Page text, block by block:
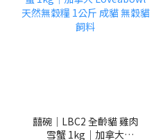
囍碗｜LBC2 全齡貓 雞肉
雪蟹 1kg｜加拿大